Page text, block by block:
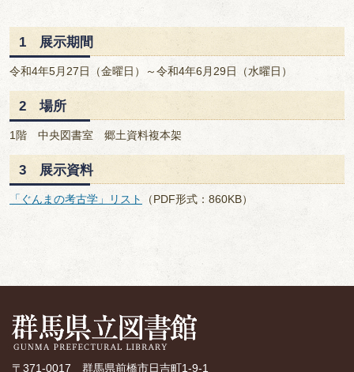
1 展示期間
令和4年5月27日（金曜日）～令和4年6月29日（水曜日）
2 場所
1階 中央図書室 郷土資料複本架
3 展示資料
「ぐんまの考古学」リスト （PDF形式：860KB）
〒371-0017 群馬県前橋市日吉町1-9-1